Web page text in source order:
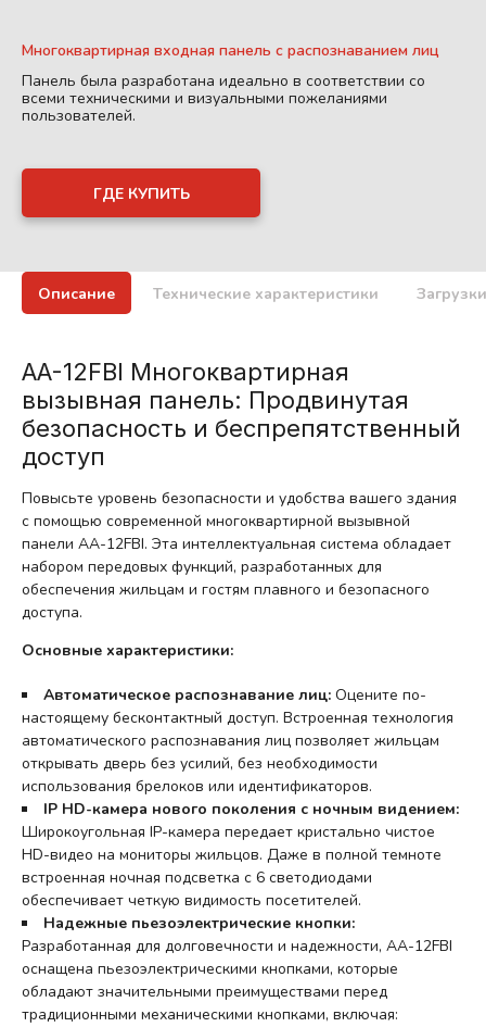
Многоквартирная входная панель с распознаванием лиц
Панель была разработана идеально в соответствии со
всеми техническими и визуальными пожеланиями
пользователей.
ГДЕ КУПИТЬ
Описание Технические характеристики Загрузки
AA-12FBI Многоквартирная
вызывная панель: Продвинутая
безопасность и беспрепятственный
доступ
Повысьте уровень безопасности и удобства вашего здания
с помощью современной многоквартирной вызывной
панели AA-12FBI. Эта интеллектуальная система обладает
набором передовых функций, разработанных для
обеспечения жильцам и гостям плавного и безопасного
доступа.
Основные характеристики:
Автоматическое распознавание лиц: Оцените по-
настоящему бесконтактный доступ. Встроенная технология
автоматического распознавания лиц позволяет жильцам
открывать дверь без усилий, без необходимости
использования брелоков или идентификаторов.
IP HD-камера нового поколения с ночным видением:
Широкоугольная IP-камера передает кристально чистое
HD-видео на мониторы жильцов. Даже в полной темноте
встроенная ночная подсветка с 6 светодиодами
обеспечивает четкую видимость посетителей.
Надежные пьезоэлектрические кнопки:
Разработанная для долговечности и надежности, AA-12FBI
оснащена пьезоэлектрическими кнопками, которые
обладают значительными преимуществами перед
традиционными механическими кнопками, включая: